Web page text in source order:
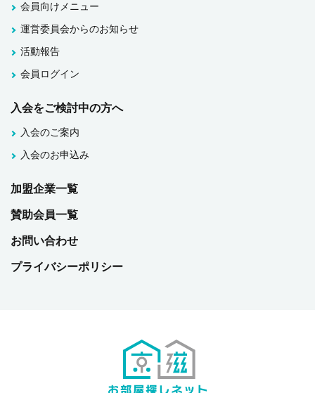
会員向けメニュー
運営委員会からのお知らせ
活動報告
会員ログイン
入会をご検討中の方へ
入会のご案内
入会のお申込み
加盟企業一覧
賛助会員一覧
お問い合わせ
プライバシーポリシー